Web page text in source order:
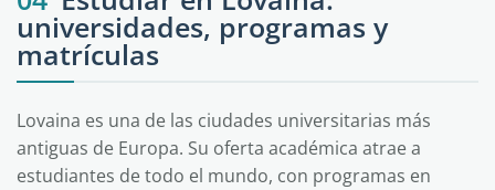
universidades, programas y
matrículas
Lovaina es una de las ciudades universitarias más
antiguas de Europa. Su oferta académica atrae a
estudiantes de todo el mundo, con programas en